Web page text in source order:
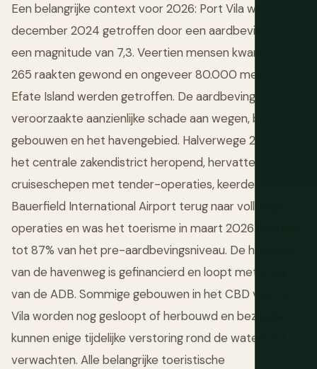
Een belangrijke context voor 2026: Port Vila werd op 17
december 2024 getroffen door een aardbeving met
een magnitude van 7,3. Veertien mensen kwamen om,
265 raakten gewond en ongeveer 80.000 mensen op
Efate Island werden getroffen. De aardbeving
veroorzaakte aanzienlijke schade aan wegen, bruggen,
gebouwen en het havengebied. Halverwege 2025 was
het centrale zakendistrict heropend, hervatten
cruiseschepen met tender-operaties, keerde
Bauerfield International Airport terug naar volledige
operaties en was het toerisme in maart 2026 hersteld
tot 87% van het pre-aardbevingsniveau. De herbouw
van de havenweg is gefinancierd en loopt met steun
van de ADB. Sommige gebouwen in het CBD van Port
Vila worden nog gesloopt of herbouwd en bezoekers
kunnen enige tijdelijke verstoring rond de waterkant
verwachten. Alle belangrijke toeristische